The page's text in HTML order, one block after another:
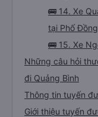
🚌 14. Xe
tại Phố
🚌 15. Xe
Những câu hỏi
đi Quảng Bình
Thông tin tuyến
Giới thiệu tuyến